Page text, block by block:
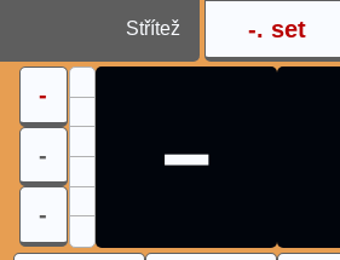
Střítež -. set
-
-
-
-